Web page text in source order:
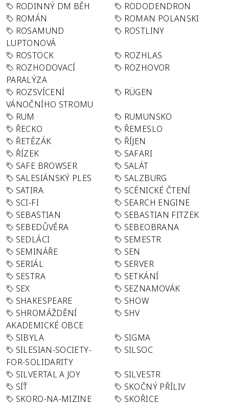
RODINNÝ DM BĚH
RODODENDRON
ROMÁN
ROMAN POLANSKI
ROSAMUND
LUPTONOVÁ
ROSTLINY
ROSTOCK
ROZHLAS
ROZHODOVACÍ
PARALÝZA
ROZHOVOR
ROZSVÍCENÍ
VÁNOČNÍHO STROMU
RÜGEN
RUM
RUMUNSKO
ŘECKO
ŘEMESLO
ŘETĚZÁK
ŘÍJEN
ŘÍZEK
SAFARI
SAFE BROWSER
SALÁT
SALESIÁNSKÝ PLES
SALZBURG
SATIRA
SCÉNICKÉ ČTENÍ
SCI-FI
SEARCH ENGINE
SEBASTIAN
SEBASTIAN FITZEK
SEBEDŮVĚRA
SEBEOBRANA
SEDLÁCI
SEMESTR
SEMINÁŘE
SEN
SERIÁL
SERVER
SESTRA
SETKÁNÍ
SEX
SEZNAMOVÁK
SHAKESPEARE
SHOW
SHROMÁŽDĚNÍ
AKADEMICKÉ OBCE
SHV
SIBYLA
SIGMA
SILESIAN-SOCIETY-
FOR-SOLIDARITY
SILSOC
SILVERTAL A JOY
SILVESTR
SÍŤ
SKOČNÝ PŘÍLIV
SKORO-NA-MIZINE
SKOŘICE